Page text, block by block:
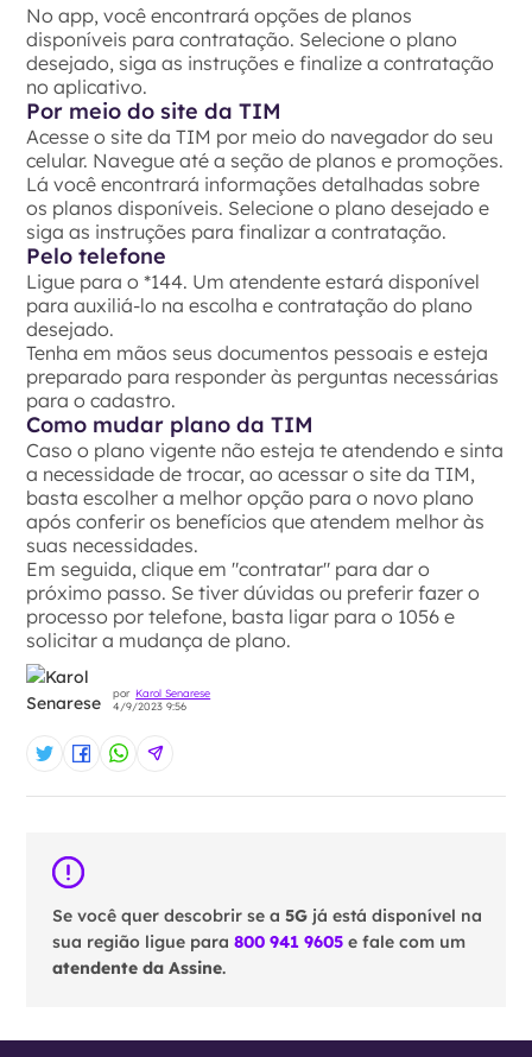
No app, você encontrará opções de planos
disponíveis para contratação. Selecione o plano
desejado, siga as instruções e finalize a contratação
no aplicativo.
Por meio do site da TIM
Acesse o site da TIM por meio do navegador do seu
celular. Navegue até a seção de planos e promoções.
Lá você encontrará informações detalhadas sobre
os planos disponíveis. Selecione o plano desejado e
siga as instruções para finalizar a contratação.
Pelo telefone
Ligue para o *144. Um atendente estará disponível
para auxiliá-lo na escolha e contratação do plano
desejado.
Tenha em mãos seus documentos pessoais e esteja
preparado para responder às perguntas necessárias
para o cadastro.
Como mudar plano da TIM
Caso o plano vigente não esteja te atendendo e sinta
a necessidade de trocar, ao acessar o site da TIM,
basta escolher a melhor opção para o novo plano
após conferir os benefícios que atendem melhor às
suas necessidades.
Em seguida, clique em "contratar" para dar o
próximo passo. Se tiver dúvidas ou preferir fazer o
processo por telefone, basta ligar para o 1056 e
solicitar a mudança de plano.
por Karol Senarese
4/9/2023 9:56
Se você quer descobrir se a5G já está disponível na
sua região ligue para800 941 9605 e fale com um
atendente da Assine.